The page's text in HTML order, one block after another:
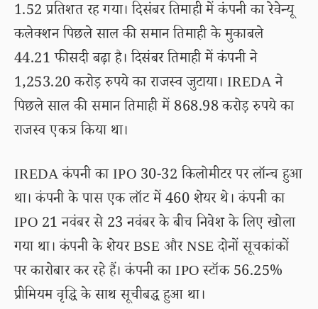
1.52 प्रतिशत रह गया। दिसंबर तिमाही में कंपनी का रेवेन्यू
कलेक्शन पिछले साल की समान तिमाही के मुकाबले
44.21 फीसदी बढ़ा है। दिसंबर तिमाही में कंपनी ने
1,253.20 करोड़ रुपये का राजस्व जुटाया। IREDA ने
पिछले साल की समान तिमाही में 868.98 करोड़ रुपये का
राजस्व एकत्र किया था।
IREDA कंपनी का IPO 30-32 किलोमीटर पर लॉन्च हुआ
था। कंपनी के पास एक लॉट में 460 शेयर थे। कंपनी का
IPO 21 नवंबर से 23 नवंबर के बीच निवेश के लिए खोला
गया था। कंपनी के शेयर BSE और NSE दोनों सूचकांकों
पर कारोबार कर रहे हैं। कंपनी का IPO स्टॉक 56.25%
प्रीमियम वृद्धि के साथ सूचीबद्ध हुआ था।